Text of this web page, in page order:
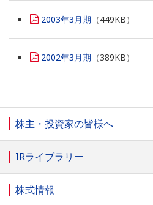
2003年3月期 （449KB）
2002年3月期 （389KB）
株主・投資家の皆様へ
IRライブラリー
株式情報